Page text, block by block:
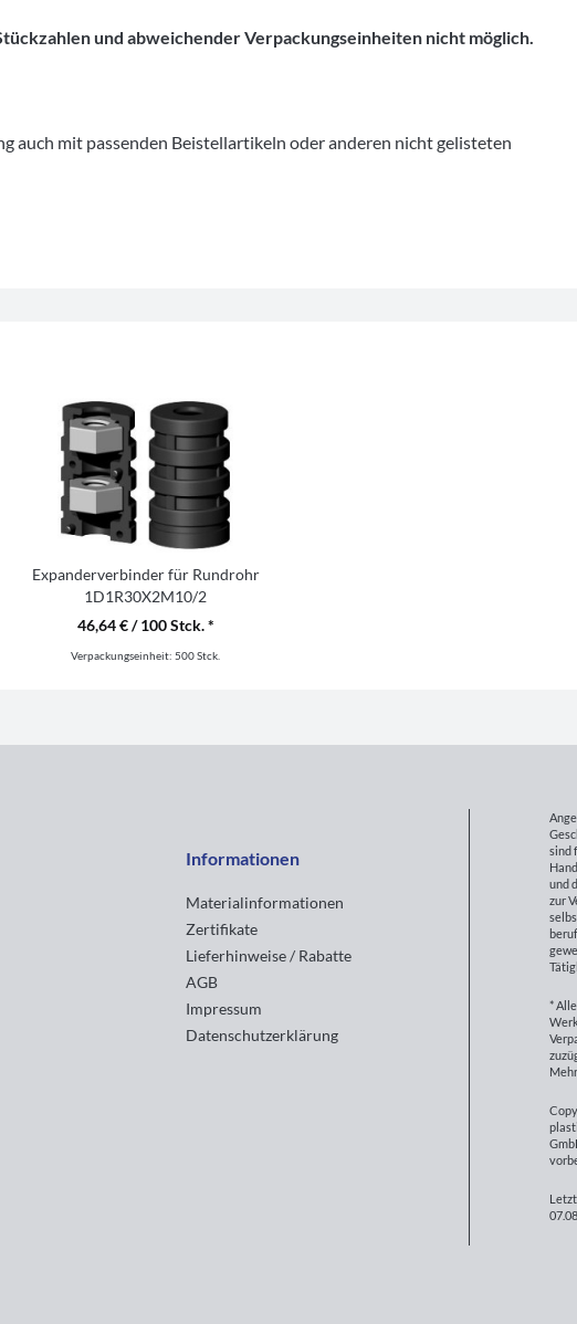
und abweichender Verpackungseinheiten nicht möglich.
mit passenden Beistellartikeln oder anderen nicht gelisteten
Expanderverbinder für Rundrohr
1D1R30X2M10/2
46,64 € / 100 Stck. *
Verpackungseinheit: 500 Stck.
Informationen
Materialinformationen
Zertifikate
Lieferhinweise / Rabatte
AGB
Impressum
Datenschutzerklärung
sind
und
zur
*